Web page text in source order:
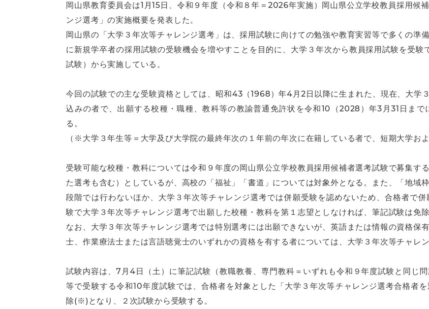
岡山県教育委員会は1月15日、令和９年度（令和８年＝2026年実施）岡山県公立学校教員採用候
ンジ選考」の実施概要を発表した。
岡山県の「大学３年次等チャレンジ選考」は、採用試験に向けての勉強や教育実習等で多くの準
に新規学卒者の採用試験の受験機会を増やすことを目的に、大学３年次から教員採用試験を受
試験）から実施している。
今回の試験での主な受験資格としては、昭和43（1968）年4月2日以降に生まれた、現在、大
込みの者で、出願する校種・職種、教科等の教諭普通免許状を令和10（2028）年3月31日ま
る。
（※大学３年生等＝大学及び大学院の最終年次の１年前の年次に在籍している者で、短期大学お
受験可能な校種・教科については令和９年度の岡⼭県公⽴学校教員採⽤候補者選考試験で募集す
た選考も含む）としているが、高校の「福祉」「書道」については対象外となる。また、「地域
段階では行わないほか、大学３年次等チャレンジ選考では併願受験を認めないため、合格者で
験で大学３年次等チャレンジ選考で出願した校種・教科を第１志望としなければ、筆記試験は免除
なお、大学３年次等チャレンジ選考では特別選考には出願できないが、英語または情報の資格保
士、作業療法士または言語聴覚士のいずれかの資格を有する者については、大学３年次等チャレ
試験内容は、7月4日（土）に筆記試験（教職教養、専門教科＝いずれも令和９年度試験と同じ
等で受験する令和10年度試験では、合格者を対象とした「大学３年次等チャレンジ選考合格者
除(※)となり、２次試験から受験する。